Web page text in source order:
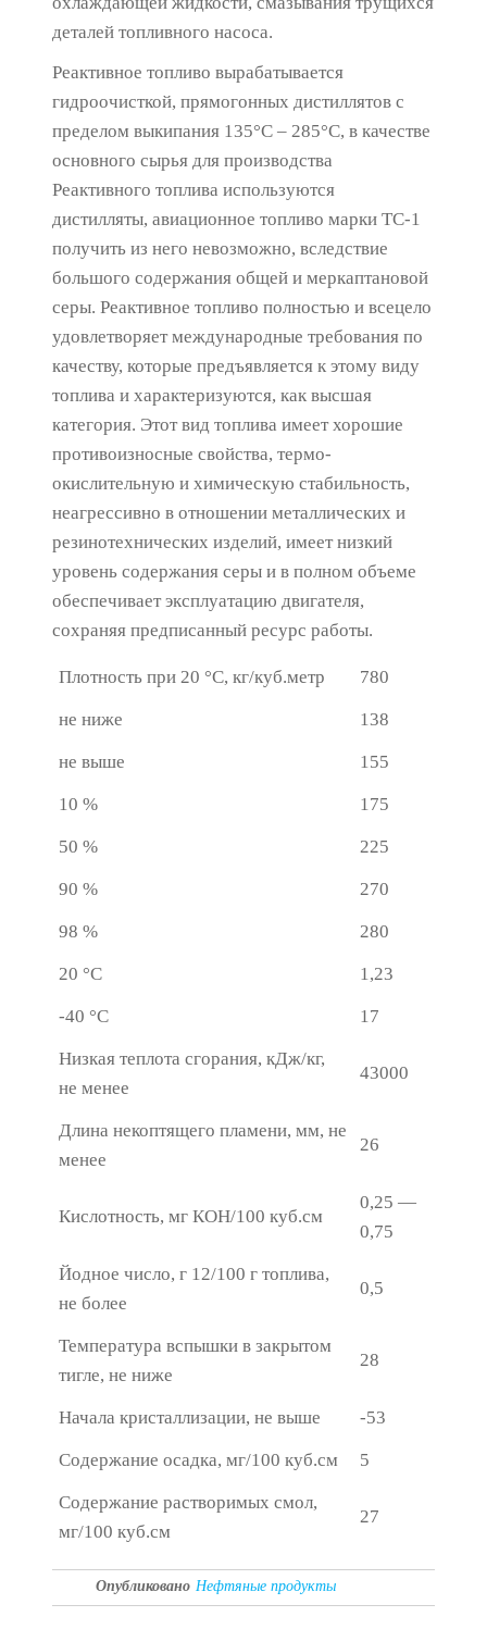
деталей топливного насоса.
Реактивное топливо вырабатывается
гидроочисткой, прямогонных дистиллятов с
пределом выкипания 135°С – 285°С, в качестве
основного сырья для производства
Реактивного топлива используются
дистилляты, авиационное топливо марки ТС-1
получить из него невозможно, вследствие
большого содержания общей и меркаптановой
серы. Реактивное топливо полностью и всецело
удовлетворяет международные требования по
качеству, которые предъявляется к этому виду
топлива и характеризуются, как высшая
категория. Этот вид топлива имеет хорошие
противоизносные свойства, термо-
окислительную и химическую стабильность,
неагрессивно в отношении металлических и
резинотехнических изделий, имеет низкий
уровень содержания серы и в полном объеме
обеспечивает эксплуатацию двигателя,
сохраняя предписанный ресурс работы.
Плотность при 20 °С, кг/куб.метр 780
не ниже 138
не выше 155
10 % 175
50 % 225
90 % 270
98 % 280
20 °С 1,23
-40 °С 17
Низкая теплота сгорания, кДж/кг,
не менее
43000
Длина некоптящего пламени, мм, не
менее
26
Кислотность, мг КОН/100 куб.см
0,25 —
0,75
Йодное число, г 12/100 г топлива,
не более
0,5
Температура вспышки в закрытом
тигле, не ниже
28
Начала кристаллизации, не выше -53
Содержание осадка, мг/100 куб.см 5
Содержание растворимых смол,
мг/100 куб.см
27
Опубликовано Нефтяные продукты